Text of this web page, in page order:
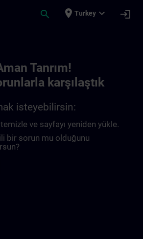
search place Turkey expand_more login
Tanrım!
karşılaştık
isteyebilirsin:
ve sayfayı yeniden yükle.
bir sorun mu olduğunu